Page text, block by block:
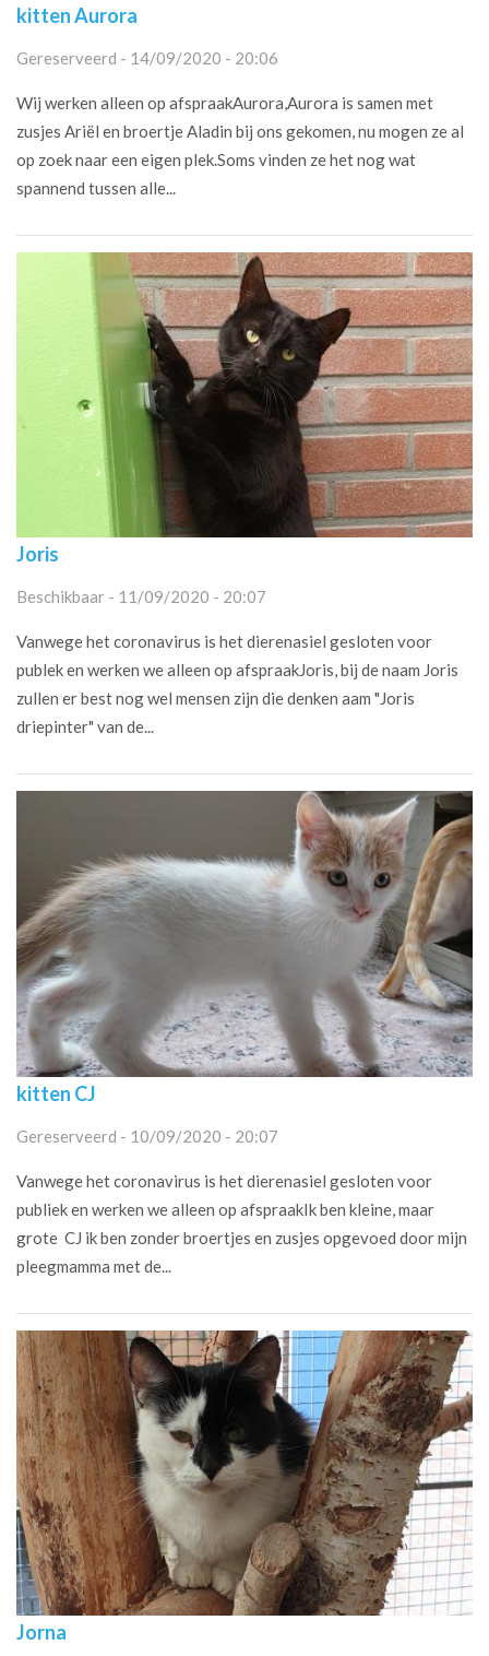
kitten Aurora
Gereserveerd - 14/09/2020 - 20:06
Wij werken alleen op afspraakAurora,Aurora is samen met
zusjes Ariël en broertje Aladin bij ons gekomen, nu mogen ze al
op zoek naar een eigen plek.Soms vinden ze het nog wat
spannend tussen alle...
Joris
Beschikbaar - 11/09/2020 - 20:07
Vanwege het coronavirus is het dierenasiel gesloten voor
publek en werken we alleen op afspraakJoris, bij de naam Joris
zullen er best nog wel mensen zijn die denken aam "Joris
driepinter" van de...
kitten CJ
Gereserveerd - 10/09/2020 - 20:07
Vanwege het coronavirus is het dierenasiel gesloten voor
publiek en werken we alleen op afspraakIk ben kleine, maar
grote CJ ik ben zonder broertjes en zusjes opgevoed door mijn
pleegmamma met de...
Jorna